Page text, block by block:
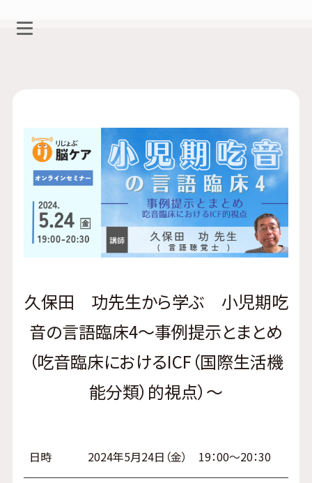
久保田 功先生から学ぶ 小児期吃
音の言語臨床4～事例提示とまとめ
（吃音臨床におけるICF（国際生活機
能分類）的視点）～
日時 2024年5月24日（金） 19：00～20：30